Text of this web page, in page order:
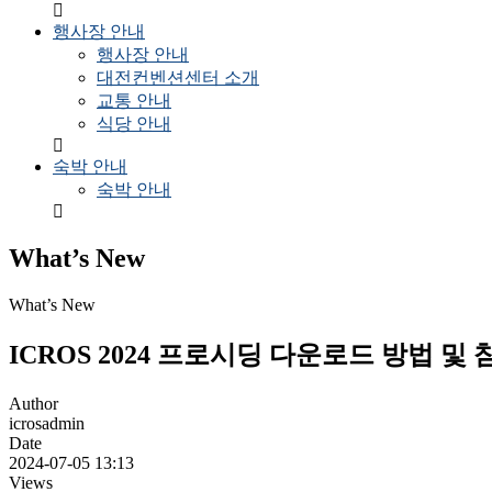
행사장 안내
행사장 안내
대전컨벤션센터 소개
교통 안내
식당 안내
숙박 안내
숙박 안내
What’s New
What’s New
ICROS 2024 프로시딩 다운로드 방법 및
Author
icrosadmin
Date
2024-07-05 13:13
Views